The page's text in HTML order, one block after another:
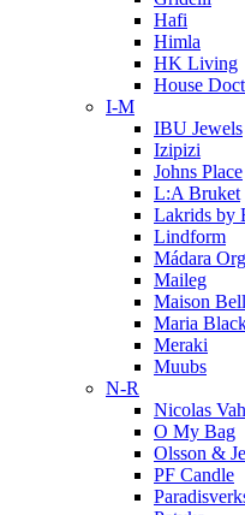
Hafi
Himla
HK Living
House
I-M
IBU Jewels
Izipizi
Johns Place
L:A Bruket
Lakrids by
Lindform
Mádara
Maileg
Maison
Maria
Meraki
Muubs
N-R
Nicolas
O My Bag
Olsson &
PF Candle